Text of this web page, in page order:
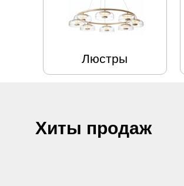
Люстры
Хиты продаж